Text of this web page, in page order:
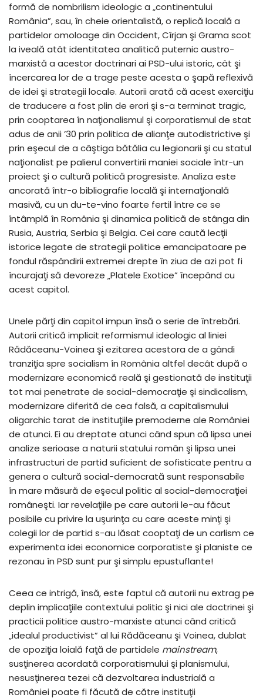
formă de nombrilism ideologic a „continentului
România”, sau, în cheie orientalistă, o replică locală a
partidelor omoloage din Occident, Cîrjan şi Grama scot
la iveală atât identitatea analitică puternic austro-
marxistă a acestor doctrinari ai PSD-ului istoric, cât şi
încercarea lor de a trage peste acesta o şapă reflexivă
de idei şi strategii locale. Autorii arată că acest exerciţiu
de traducere a fost plin de erori şi s-a terminat tragic,
prin cooptarea în naţionalismul şi corporatismul de stat
adus de anii ’30 prin politica de alianţe autodistrictive şi
prin eşecul de a câştiga bătălia cu legionarii şi cu statul
naţionalist pe palierul convertirii maniei sociale într-un
proiect şi o cultură politică progresiste. Analiza este
ancorată într-o bibliografie locală şi internaţională
masivă, cu un du-te-vino foarte fertil între ce se
întâmplă în România şi dinamica politică de stânga din
Rusia, Austria, Serbia şi Belgia. Cei care caută lecţii
istorice legate de strategii politice emancipatoare pe
fondul răspândirii extremei drepte în ziua de azi pot fi
încurajaţi să devoreze „Platele Exotice” începând cu
acest capitol.
Unele părţi din capitol impun însă o serie de întrebări.
Autorii critică implicit reformismul ideologic al liniei
Rădăceanu-Voinea şi ezitarea acestora de a gândi
tranziţia spre socialism în România altfel decât după o
modernizare economică reală şi gestionată de instituţii
tot mai penetrate de social-democraţie şi sindicalism,
modernizare diferită de cea falsă, a capitalismului
oligarchic tarat de instituţiile premoderne ale României
de atunci. Ei au dreptate atunci când spun că lipsa unei
analize serioase a naturii statului român şi lipsa unei
infrastructuri de partid suficient de sofisticate pentru a
genera o cultură social-democrată sunt responsabile
în mare măsură de eşecul politic al social-democraţiei
româneşti. Iar revelaţiile pe care autorii le-au făcut
posibile cu privire la uşurinţa cu care aceste minţi şi
colegii lor de partid s-au lăsat cooptaţi de un carlism ce
experimenta idei economice corporatiste şi planiste ce
rezonau în PSD sunt pur şi simplu epustuflante!
Ceea ce intrigă, însă, este faptul că autorii nu extrag pe
deplin implicaţiile contextului politic şi nici ale doctrinei şi
practicii politice austro-marxiste atunci când critică
„idealul productivist” al lui Rădăceanu şi Voinea, dublat
de opoziţia loială faţă de partidele mainstream,
susţinerea acordată corporatismului şi planismului,
nesusţinerea tezei că dezvoltarea industrială a
României poate fi făcută de către instituţii